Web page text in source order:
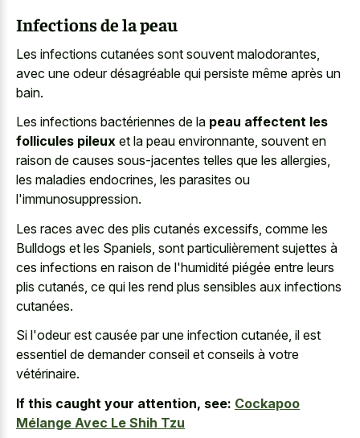
Infections de la peau
Les infections cutanées sont souvent malodorantes,
avec une odeur désagréable qui persiste même après un
bain.
Les infections bactériennes de la peau affectent les
follicules pileux et la peau environnante, souvent en
raison de causes sous-jacentes telles que les allergies,
les maladies endocrines, les parasites ou
l'immunosuppression.
Les races avec des plis cutanés excessifs, comme les
Bulldogs et les Spaniels, sont particulièrement sujettes à
ces infections en raison de l'humidité piégée entre leurs
plis cutanés, ce qui les rend plus sensibles aux infections
cutanées.
Si l'odeur est causée par une infection cutanée, il est
essentiel de demander conseil et conseils à votre
vétérinaire.
If this caught your attention, see: Cockapoo
Mélange Avec Le Shih Tzu